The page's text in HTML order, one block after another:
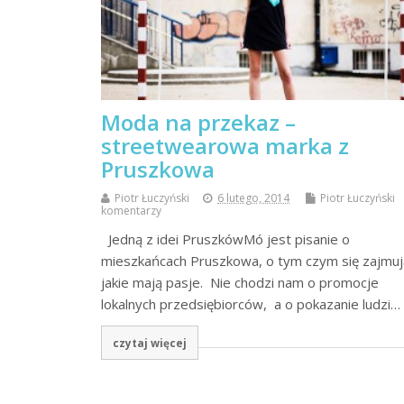
Moda na przekaz –
streetwearowa marka z
Pruszkowa
Piotr Łuczyński 6 lutego, 2014
Piotr Łuczyński
komentarzy
Jedną z idei PruszkówMó jest pisanie o
mieszkańcach Pruszkowa, o tym czym się
jakie mają pasje. Nie chodzi nam o promocje
lokalnych przedsiębiorców, a o pokazanie ludzi…
czytaj więcej